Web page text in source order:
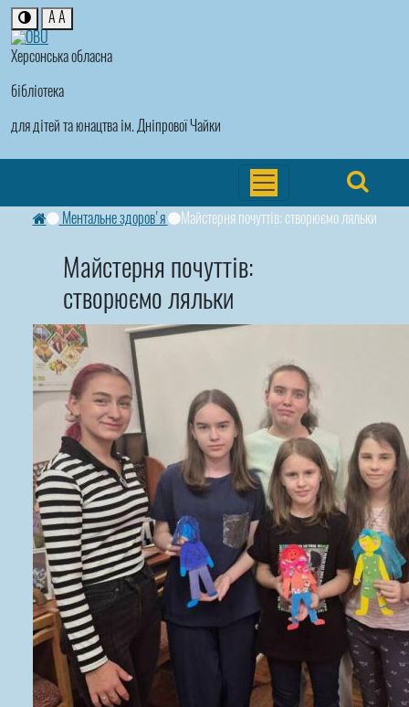
Херсонська обласна
бібліотека
для дітей та юнацтва ім. Дніпрової Чайки
A A
Ментальне здоров'я Майстерня почуттів: створюємо ляльки
Майстерня почуттів:
створюємо ляльки